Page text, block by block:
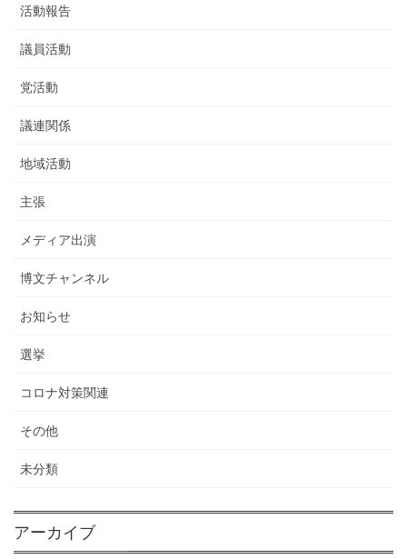
活動報告
議員活動
党活動
議連関係
地域活動
主張
メディア出演
博文チャンネル
お知らせ
選挙
コロナ対策関連
その他
未分類
アーカイブ